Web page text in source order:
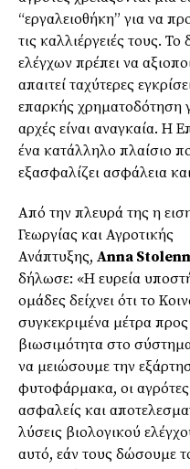
“εργαλειοθήκη” για να
τις καλλιέργειές τους.
ελέγχων πρέπει να
απαιτεί ταχύτερες
επαρκής χρηματοδότηση
αρχές είναι αναγκαία. Η
ένα κατάλληλο πλαίσιο
εξασφαλίζει ασφάλεια
Από την πλευρά της η
Γεωργίας και Αγροτικής
Ανάπτυξης, Anna
δήλωσε: «Η ευρεία
ομάδες δείχνει ότι το
συγκεκριμένα μέτρα προς
βιωσιμότητα στο
να μειώσουμε την
φυτοφάρμακα, οι
ασφαλείς και
λύσεις βιολογικού
αυτό, εάν τους δώσουμε